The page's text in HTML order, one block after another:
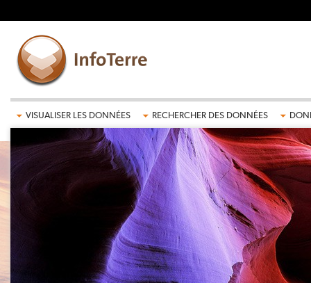
VISUALISER LES DONNÉES RECHERCHER DES DONNÉES